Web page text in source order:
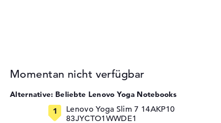
Momentan nicht verfügbar
Alternative: Beliebte Lenovo Yoga Notebooks
Lenovo Yoga Slim 7 14AKP10
83JYCTO1WWDE1